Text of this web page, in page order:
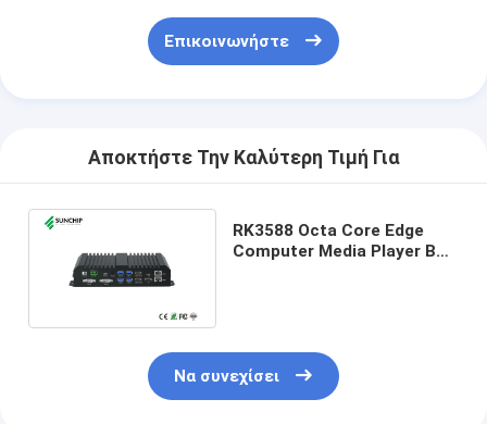
Επικοινωνήστε
Αποκτήστε Την Καλύτερη Τιμή Για
RK3588 Octa Core Edge
Computer Media Player Box
Να συνεχίσει